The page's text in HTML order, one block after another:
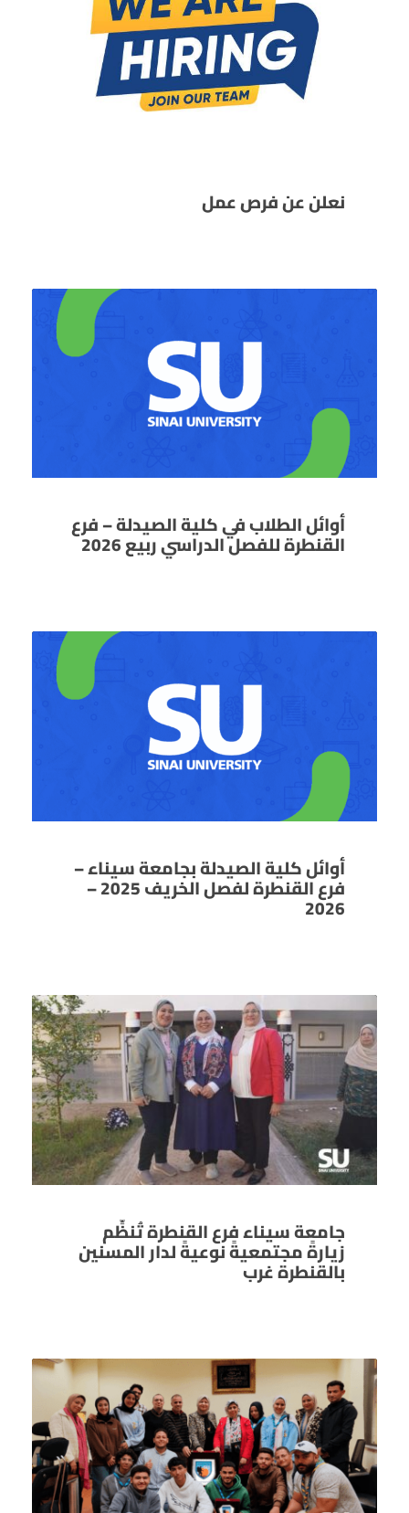
نعلن عن فرص عمل
أوائل الطلاب في كلية الصيدلة – فرع
القنطرة للفصل الدراسي ربيع 2026
أوائل كلية الصيدلة بجامعة سيناء –
فرع القنطرة لفصل الخريف 2025 –
2026
جامعة سيناء فرع القنطرة تُنظِّم
زيارةً مجتمعيةً نوعيةً لدار المسنين
بالقنطرة غرب